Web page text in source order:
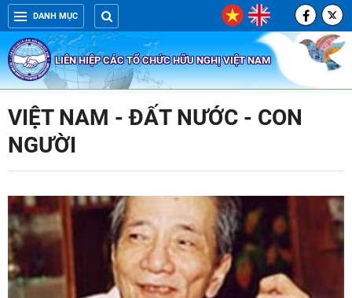
DANH MỤC
LIÊN HIỆP CÁC TỔ CHỨC HỮU NGHỊ VIỆT NAM
VIỆT NAM - ĐẤT NƯỚC - CON
NGƯỜI